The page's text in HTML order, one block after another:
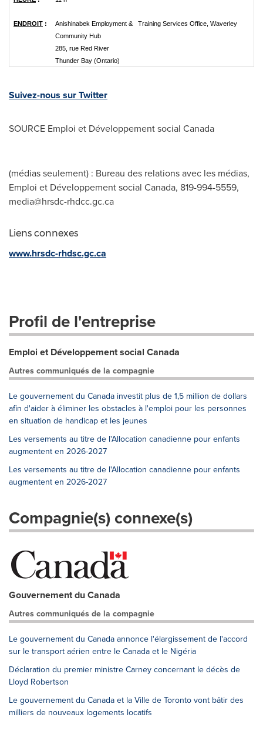
ENDROIT :
Anishinabek Employment & Training Services Office, Waverley
Community Hub
285, rue Red River
Thunder Bay (Ontario)
Suivez-nous sur Twitter
SOURCE Emploi et Développement social Canada
(médias seulement) : Bureau des relations avec les médias,
Emploi et Développement social Canada, 819-994-5559,
media@hrsdc-rhdcc.gc.ca
Liens connexes
www.hrsdc-rhdsc.gc.ca
Profil de l'entreprise
Emploi et Développement social Canada
Autres communiqués de la compagnie
Le gouvernement du Canada investit plus de 1,5 million de dollars
afin d'aider à éliminer les obstacles à l'emploi pour les personnes
en situation de handicap et les jeunes
Les versements au titre de l'Allocation canadienne pour enfants
augmentent en 2026-2027
Les versements au titre de l'Allocation canadienne pour enfants
augmentent en 2026-2027
Compagnie(s) connexe(s)
Gouvernement du Canada
Autres communiqués de la compagnie
Le gouvernement du Canada annonce l'élargissement de l'accord
sur le transport aérien entre le Canada et le Nigéria
Déclaration du premier ministre Carney concernant le décès de
Lloyd Robertson
Le gouvernement du Canada et la Ville de Toronto vont bâtir des
milliers de nouveaux logements locatifs